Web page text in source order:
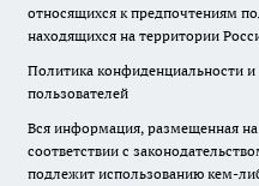
относящихся к предпочтениям
находящихся на территории
Политика конфиденциальности
пользователей
Вся информация, размещенная на
соответствии с
подлежит использованию кем-